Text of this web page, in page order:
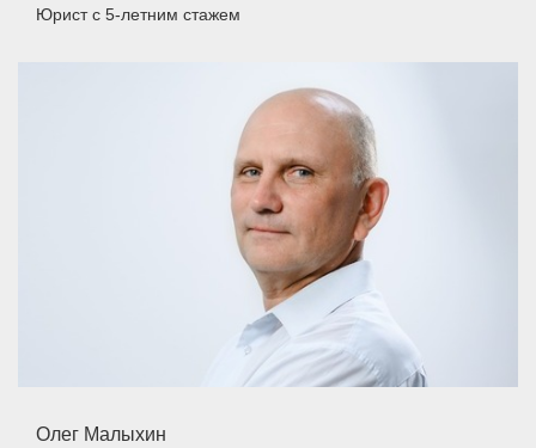
Юристс 5-летним стажем
Олег Малыхин